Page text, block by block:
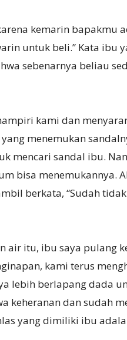
kemarin bapakmu
untuk beli.” Kata ibu
sebenarnya beliau
kami dan
menemukan
mencari sandal ibu.
bisa menemukannya.
berkata, “Sudah
air itu, ibu saya pulang
kami terus
lebih berlapang dada
keheranan dan sudah
yang dimiliki ibu